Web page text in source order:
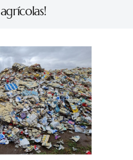
agrícolas!
Nacional
Estados
Especial
Opinión
Contacto